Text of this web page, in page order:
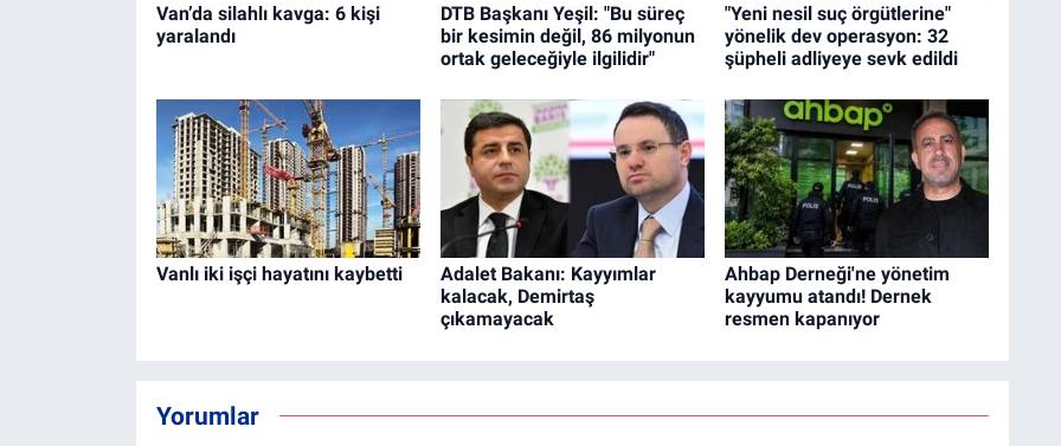
Van’da silahlı kavga: 6 kişi
yaralandı
DTB Başkanı Yeşil: "Bu süreç
bir kesimin değil, 86 milyonun
ortak geleceğiyle ilgilidir"
"Yeni nesil suç örgütlerine"
yönelik dev operasyon: 32
şüpheli adliyeye sevk edildi
Vanlı iki işçi hayatını kaybetti
Adalet Bakanı: Kayyımlar
kalacak, Demirtaş
çıkamayacak
Ahbap Derneği'ne yönetim
kayyumu atandı! Dernek
resmen kapanıyor
Yorumlar